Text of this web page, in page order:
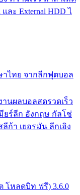
ละ External HDD ไ
าไทย จากลีกฟุตบอล
านผลบอลสดรวดเร็ว
ยร์ลีก อังกฤษ กัลโช่
ลีก้า เยอรมัน ลีกเอิง
โหลดบิท ฟรี) 3.6.0